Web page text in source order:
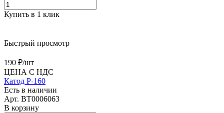
Купить в 1 клик
Быстрый просмотр
190 ₽/шт
ЦЕНА С НДС
Катод P-160
Есть в наличии
Арт. BT0006063
В корзину